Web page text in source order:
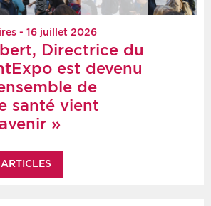
- 16 juillet 2026
Directrice du
est devenu
de
santé vient
»